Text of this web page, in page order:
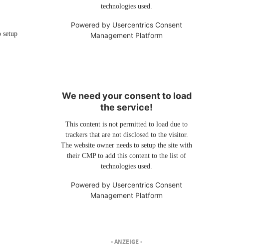
setup
technologies used.
Powered by Usercentrics Consent
Management Platform
We need your consent to load
the service!
This content is not permitted to load due to
trackers that are not disclosed to the visitor.
The website owner needs to setup the site with
their CMP to add this content to the list of
technologies used.
Powered by Usercentrics Consent
Management Platform
- ANZEIGE -